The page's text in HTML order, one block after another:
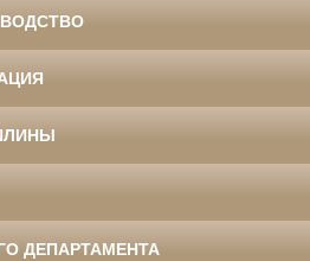
ДЕПАРТАМЕНТА